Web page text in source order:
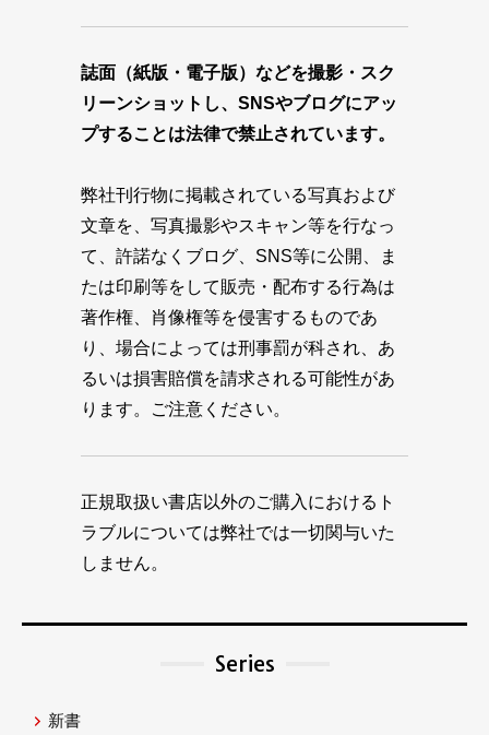
誌面（紙版・電子版）などを撮影・スク
リーンショットし、SNSやブログにアッ
プすることは法律で禁止されています。
弊社刊行物に掲載されている写真および
文章を、写真撮影やスキャン等を行なっ
て、許諾なくブログ、SNS等に公開、ま
たは印刷等をして販売・配布する行為は
著作権、肖像権等を侵害するものであ
り、場合によっては刑事罰が科され、あ
るいは損害賠償を請求される可能性があ
ります。ご注意ください。
正規取扱い書店以外のご購入におけるト
ラブルについては弊社では一切関与いた
しません。
Series
新書